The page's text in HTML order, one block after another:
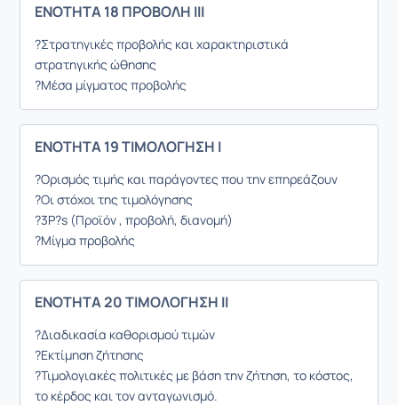
ΕΝΟΤΗΤΑ 18 ΠΡΟΒΟΛΗ ΙΙΙ
?Στρατηγικές προβολής και χαρακτηριστικά
στρατηγικής ώθησης
?Μέσα μίγματος προβολής
ΕΝΟΤΗΤΑ 19 ΤΙΜΟΛΟΓΗΣΗ Ι
?Ορισμός τιμής και παράγοντες που την επηρεάζουν
?Οι στόχοι της τιμολόγησης
?3P?s (Προϊόν , προβολή, διανομή)
?Μίγμα προβολής
ΕΝΟΤΗΤΑ 20 ΤΙΜΟΛΟΓΗΣΗ ΙΙ
?Διαδικασία καθορισμού τιμών
?Εκτίμηση ζήτησης
?Τιμολογιακές πολιτικές με βάση την ζήτηση, το κόστος,
το κέρδος και τον ανταγωνισμό.